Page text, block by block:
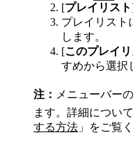
[プレイリスト
プレイリスト
します。
[このプレイ
すめから選択
注： メニューバー
ます。詳細につい
する方法 」をご覧